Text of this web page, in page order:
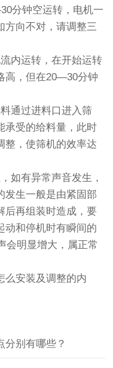
分钟空运转，电机一
方向不对，请调整三
内运转，在开始运转
高，但在20—30分钟
通过进料口进入筛
承受的给料量，此时
整，使筛机的效率达
有异常声音发生，
发生一般是由紧固部
后再组装时造成，要
动和停机时有瞬间的
会明显增大，属正常
么安装及调整的内
分别有哪些？